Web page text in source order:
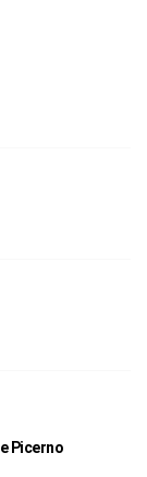
Picerno